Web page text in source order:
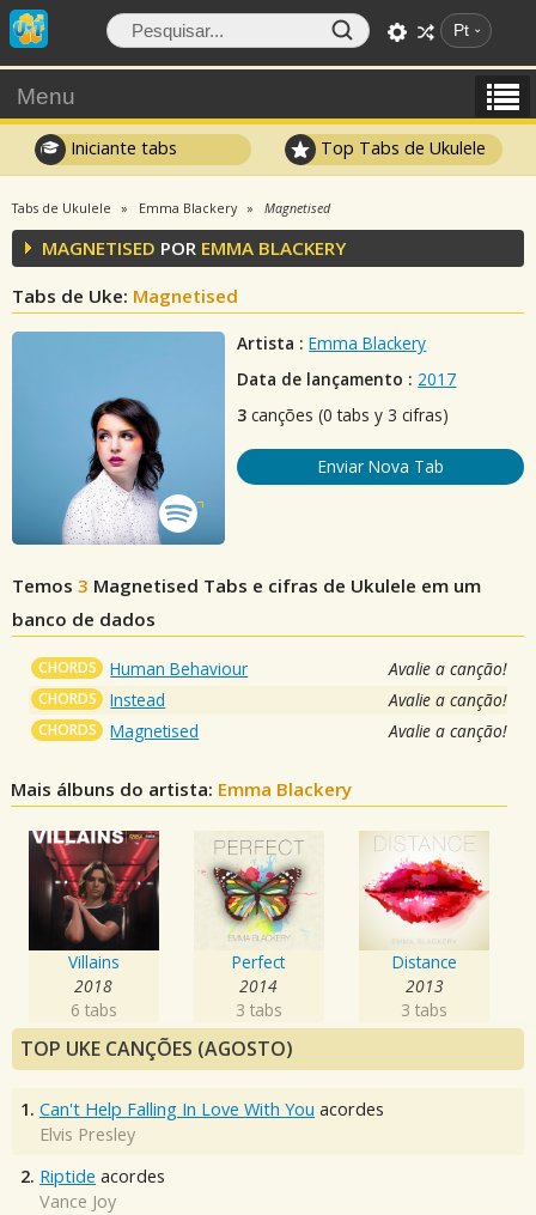
Pt
Menu
Iniciante tabs Top Tabs de Ukulele
Tabs de Ukulele Emma Blackery Magnetised
MAGNETISED POR EMMA BLACKERY
Tabs de Uke: Magnetised
Artista : Emma Blackery
Data de lançamento : 2017
3 canções (0 tabs y 3 cifras)
Enviar Nova Tab
Temos 3 Magnetised Tabs e cifras de Ukulele em um
banco de dados
CHORDS Human Behaviour Avalie a canção!
CHORDS Instead Avalie a canção!
CHORDS Magnetised Avalie a canção!
Mais álbuns do artista: Emma Blackery
Villains
2018
6 tabs
Perfect
2014
3 tabs
Distance
2013
3 tabs
TOP UKE CANÇÕES (AGOSTO)
1. Can't Help Falling In Love With You acordes
Elvis Presley
2. Riptide acordes
Vance Joy